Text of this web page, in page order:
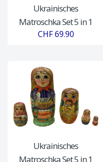
Ukrainisches
Matroschka Set 5 in 1
CHF 69.90
Ukrainisches
Matroschka Set 5 in 1